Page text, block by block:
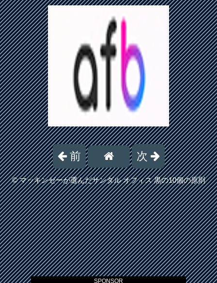
前 次
©マッキンゼーが選んだサンダル オフィス 黒の10個の原則
SPONSOR